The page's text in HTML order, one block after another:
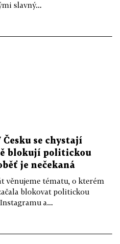
slavný...
se chystají
blokují politickou
je nečekaná
věnujeme tématu, o kterém
blokovat politickou
a...